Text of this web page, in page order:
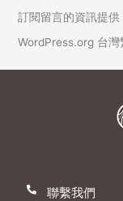
訂閱留言的資訊提供
WordPress.org 台灣
聯繫我們